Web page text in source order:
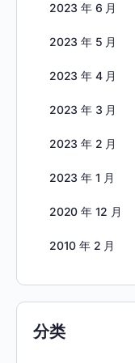
2023 年 6 月
2023 年 5 月
2023 年 4 月
2023 年 3 月
2023 年 2 月
2023 年 1 月
2020 年 12 月
2010 年 2 月
分类